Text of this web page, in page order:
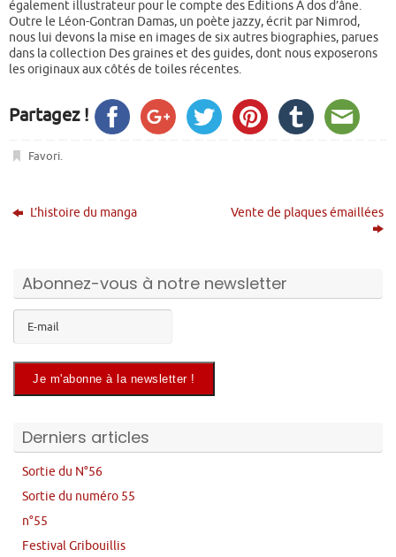
également illustrateur pour le compte des Editions À dos d’âne.
Outre le Léon-Gontran Damas, un poète jazzy, écrit par Nimrod,
nous lui devons la mise en images de six autres biographies, parues
dans la collection Des graines et des guides, dont nous exposerons
les originaux aux côtés de toiles récentes.
Partagez !
Favori.
L’histoire du manga Vente de plaques émaillées
Abonnez-vous à notre newsletter
Derniers articles
Sortie du N°56
Sortie du numéro 55
n°55
Festival Gribouillis